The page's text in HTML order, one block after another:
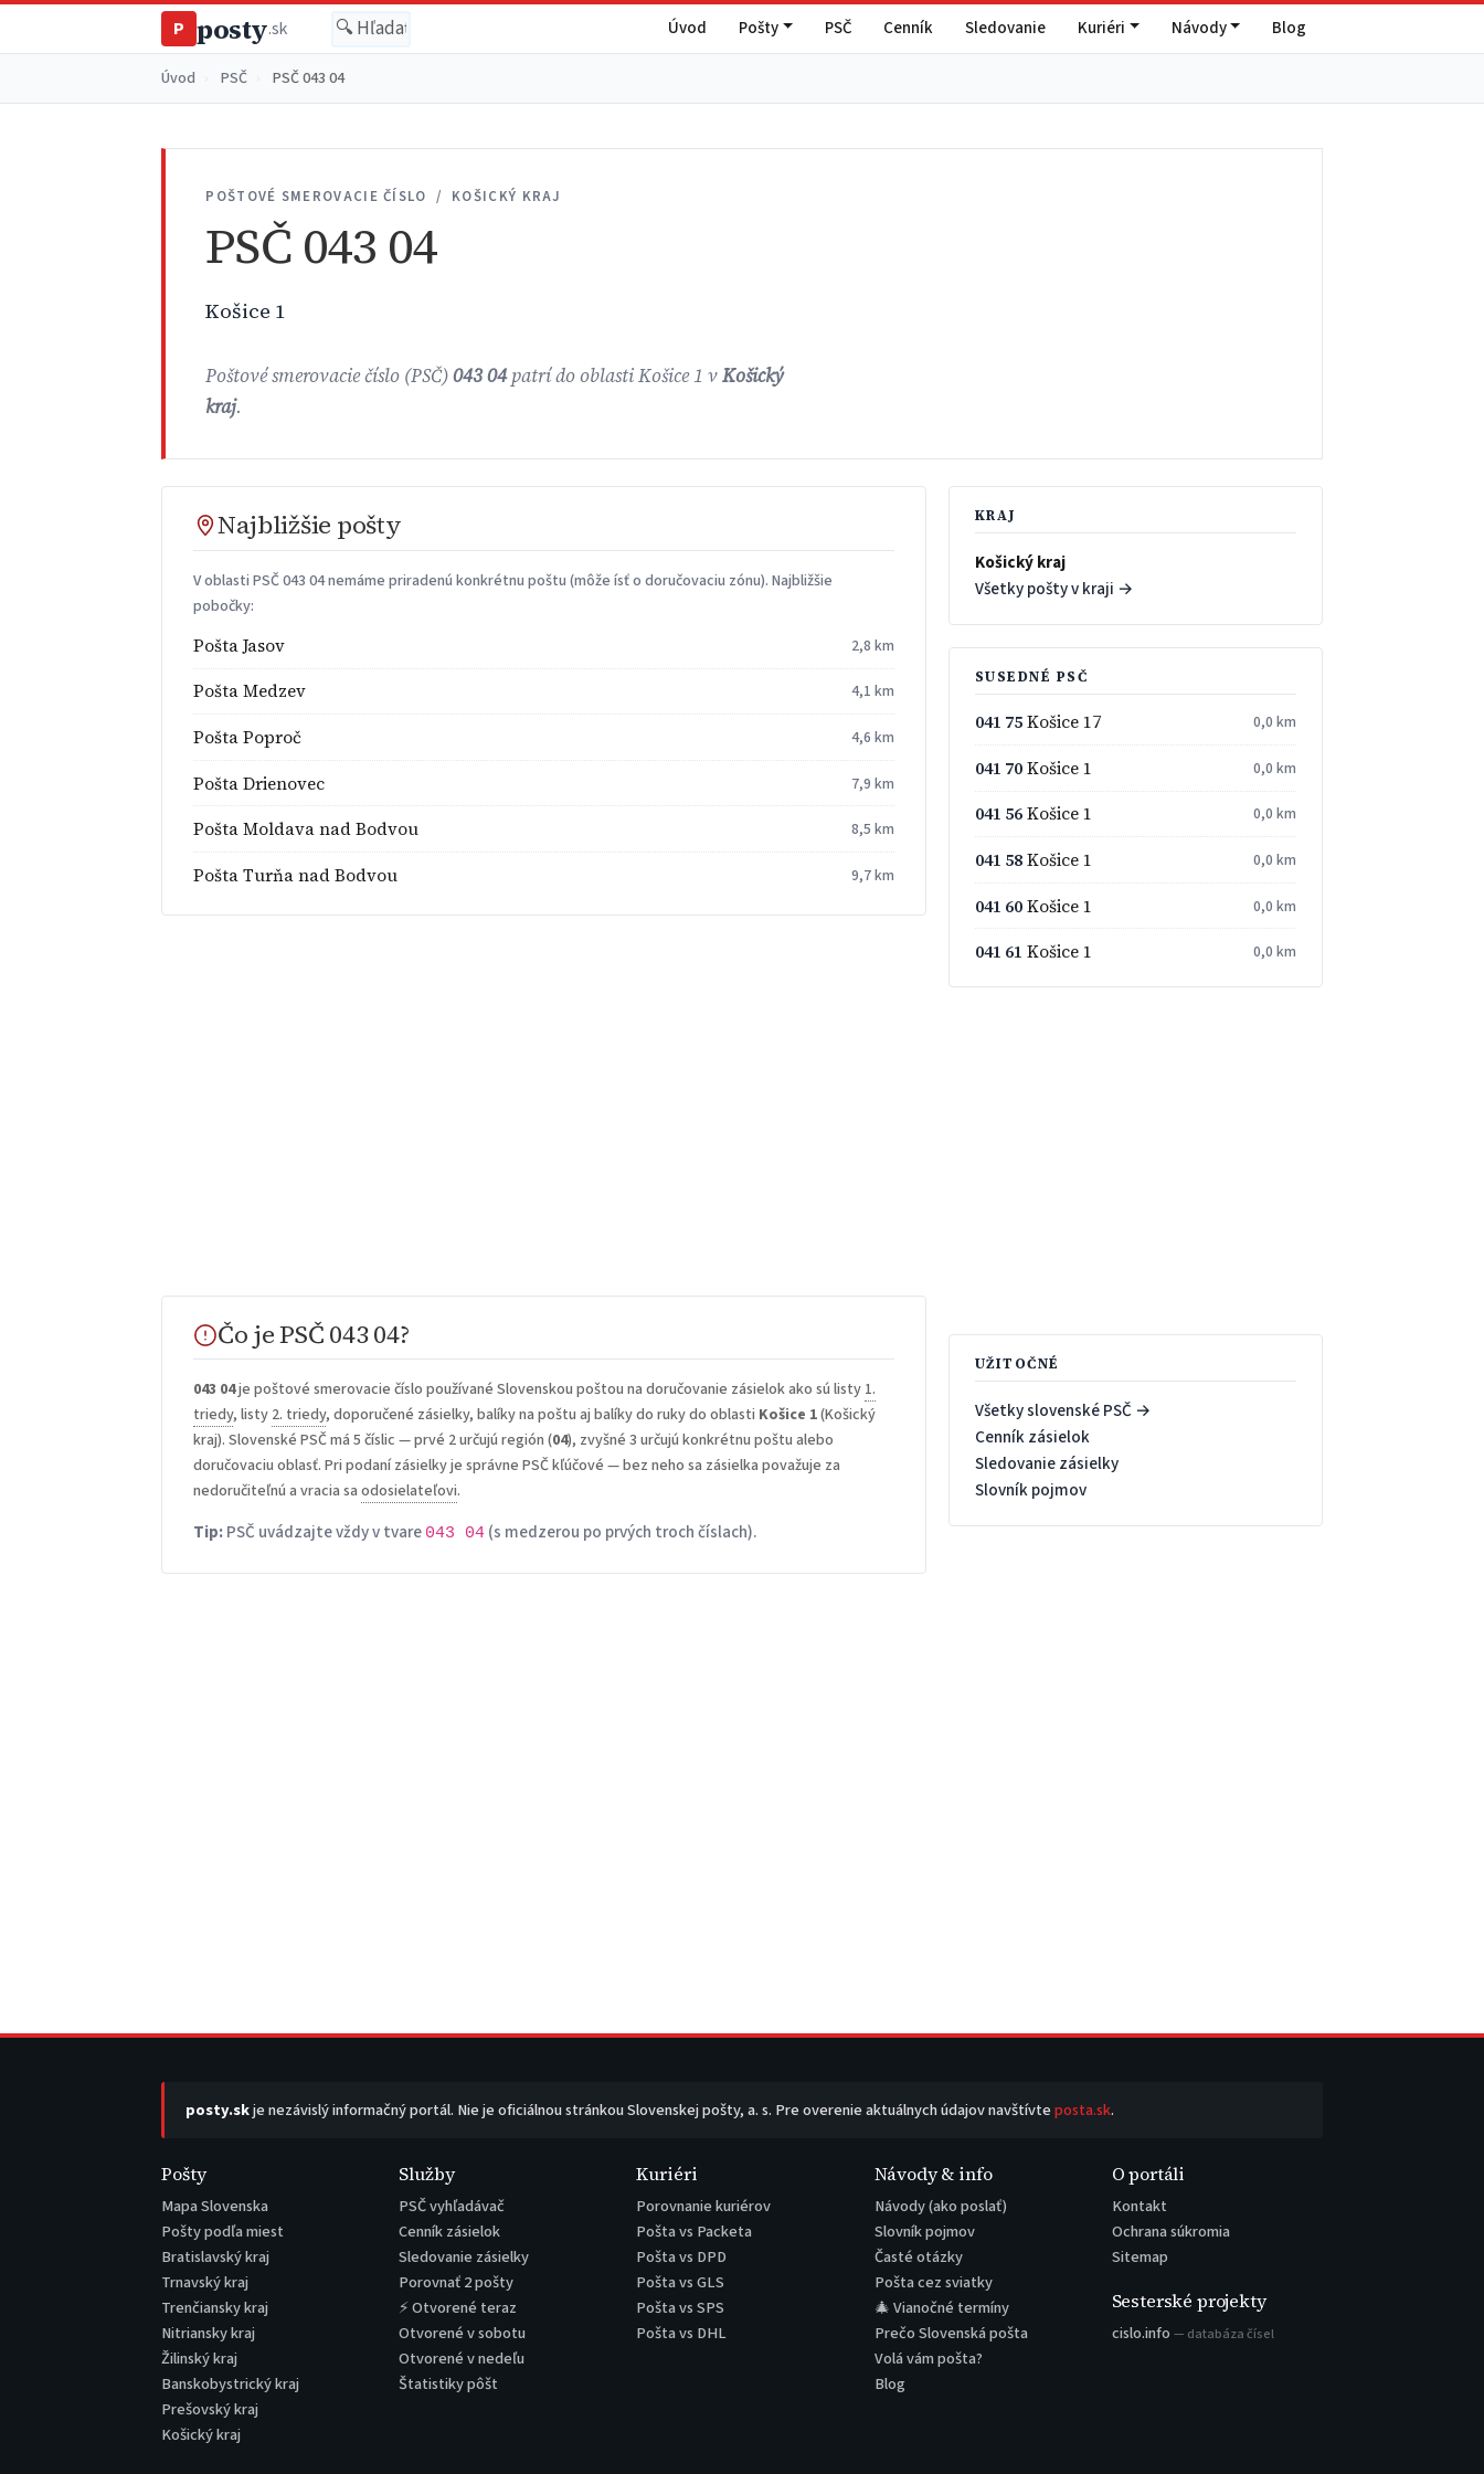
P posty.sk Úvod Pošty PSČ Cenník Sledovanie Kuriéri Návody Blog
Úvod PSČ PSČ 043 04
POŠTOVÉ SMEROVACIE ČÍSLO / KOŠICKÝ KRAJ
PSČ 043 04
Košice 1
Poštové smerovacie číslo (PSČ)043 04patrí do oblasti Košice 1 vKošický
kraj.
Najbližšie pošty
V oblasti PSČ 043 04 nemáme priradenú konkrétnu poštu (môže ísť o doručovaciu zónu). Najbližšie
pobočky:
Pošta Jasov 2,8 km
Pošta Medzev 4,1 km
Pošta Poproč 4,6 km
Pošta Drienovec 7,9 km
Pošta Moldava nad Bodvou 8,5 km
Pošta Turňa nad Bodvou 9,7 km
Čo je PSČ 043 04?
043 04je poštové smerovacie číslo používané Slovenskou poštou na doručovanie zásielok ako sú listy 1.
triedy, listy 2. triedy, doporučené zásielky, balíky na poštu aj balíky do ruky do oblasti Košice 1(Košický
kraj). Slovenské PSČ má 5 číslic — prvé 2 určujú región (04), zvyšné 3 určujú konkrétnu poštu alebo
doručovaciu oblasť. Pri podaní zásielky je správne PSČ kľúčové — bez neho sa zásielka považuje za
nedoručiteľnú a vracia saodosielateľovi.
Tip:PSČ uvádzajte vždy v tvare 043 04 (s medzerou po prvých troch číslach).
KRAJ
Košický kraj
Všetky pošty v kraji →
SUSEDNÉ PSČ
041 75Košice 17 0,0 km
041 70Košice 1 0,0 km
041 56Košice 1 0,0 km
041 58Košice 1 0,0 km
041 60Košice 1 0,0 km
041 61 Košice 1 0,0 km
UŽITOČNÉ
Všetky slovenské PSČ →
Cenník zásielok
Sledovanie zásielky
Slovník pojmov
posty.skje nezávislý informačný portál. Nie je oficiálnou stránkou Slovenskej pošty, a. s. Pre overenie aktuálnych údajov navštívteposta.sk.
Pošty
Mapa Slovenska
Pošty podľa miest
Bratislavský kraj
Trnavský kraj
Trenčiansky kraj
Nitriansky kraj
Žilinský kraj
Banskobystrický kraj
Prešovský kraj
Košický kraj
Služby
PSČ vyhľadávač
Cenník zásielok
Sledovanie zásielky
Porovnať 2 pošty
⚡ Otvorené teraz
Otvorené v sobotu
Otvorené v nedeľu
Štatistiky pôšt
Kuriéri
Porovnanie kuriérov
Pošta vs Packeta
Pošta vs DPD
Pošta vs GLS
Pošta vs SPS
Pošta vs DHL
Návody & info
Návody (ako poslať)
Slovník pojmov
Časté otázky
Pošta cez sviatky
🎄 Vianočné termíny
Prečo Slovenská pošta
Volá vám pošta?
Blog
O portáli
Kontakt
Ochrana súkromia
Sitemap
Sesterské projekty
cislo.info — databáza čísel